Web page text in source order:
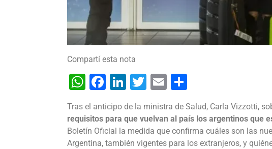
Compartí esta nota
WhatsApp
Facebook
LinkedIn
Twitter
Email
Tras el anticipo de la ministra de Salud, Carla Vizzotti,
requisitos para que vuelvan al país los argentinos que
Boletín Oficial la medida que confirma cuáles son las
Argentina, también vigentes para los extranjeros, y